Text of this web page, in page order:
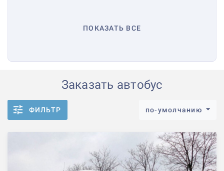
ПОКАЗАТЬ ВСЕ
Заказать автобус
ФИЛЬТР по-умолчанию